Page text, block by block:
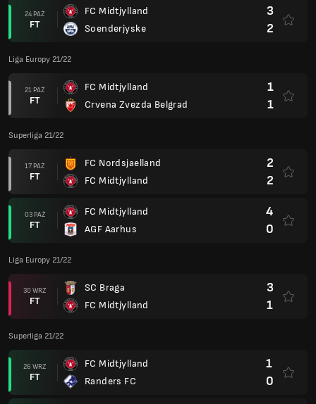
24 PAŹ
FT
FC Midtjylland
Soenderjyske
3
2
Liga Europy 21/22
21 PAŹ
FT
FC Midtjylland
Crvena Zvezda Belgrad
1
1
Superliga 21/22
17 PAŹ
FT
FC Nordsjaelland
FC Midtjylland
2
2
03 PAŹ
FT
FC Midtjylland
AGF Aarhus
4
0
Liga Europy 21/22
30 WRZ
FT
SC Braga
FC Midtjylland
3
1
Superliga 21/22
26 WRZ
FT
FC Midtjylland
Randers FC
1
0